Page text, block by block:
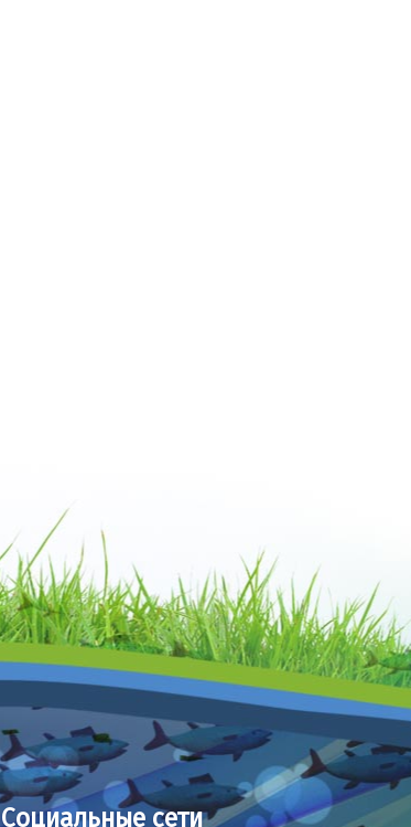
Социальные сети